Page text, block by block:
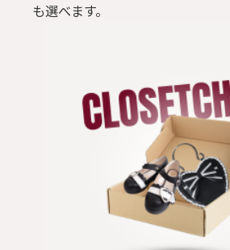
も選べます。